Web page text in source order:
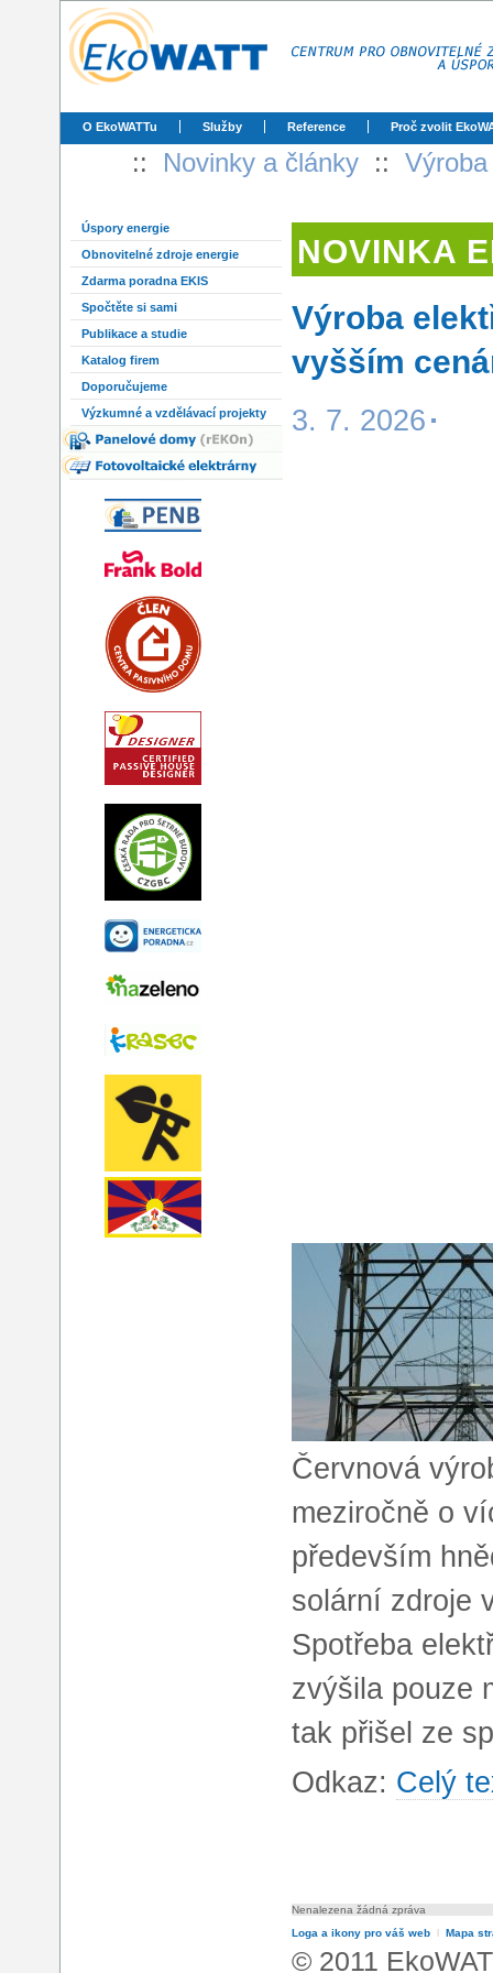
O EkoWATTu Služby Reference Proč zvolit
:: Novinky a články ::
Úspory energie
Obnovitelné zdroje energie
Zdarma poradna EKIS
Spočtěte si sami
Publikace a studie
Katalog firem
Doporučujeme
Výzkumné a vzdělávací projekty
NOVINKA
Výroba
vyšším
3. 7. 2026
Červnová
meziročně o
především
solární zdroje
Spotřeba
zvýšila pouze
tak přišel ze
Odkaz: Celý
Nenalezena žádná zpráva
Loga a ikony pro váš web l Mapa
© 2011